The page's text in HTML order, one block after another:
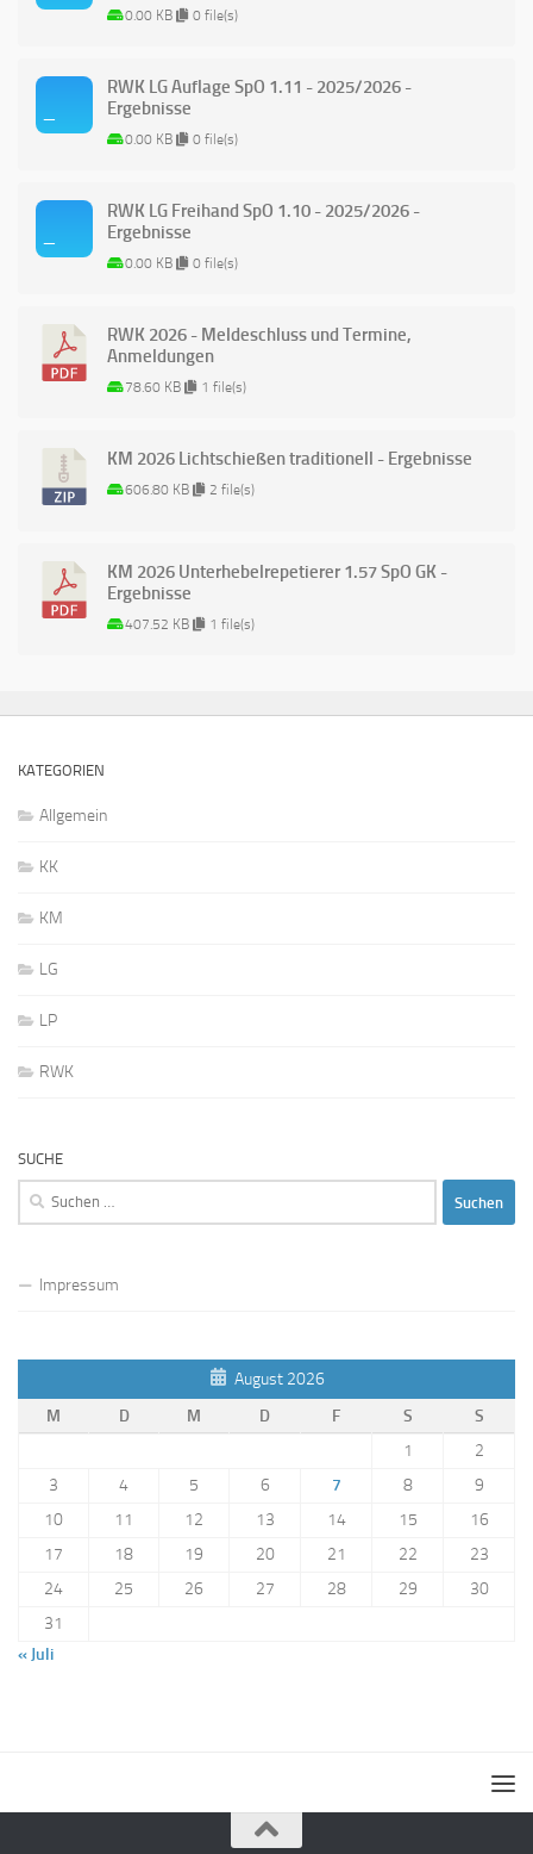
0.00 KB 0 file(s)
RWK LG Auflage SpO 1.11 - 2025/2026 -
Ergebnisse
0.00 KB 0 file(s)
RWK LG Freihand SpO 1.10 - 2025/2026 -
Ergebnisse
0.00 KB 0 file(s)
RWK 2026 - Meldeschluss und Termine,
Anmeldungen
78.60 KB 1 file(s)
KM 2026 Lichtschießen traditionell - Ergebnisse
606.80 KB 2 file(s)
KM 2026 Unterhebelrepetierer 1.57 SpO GK -
Ergebnisse
407.52 KB 1 file(s)
KATEGORIEN
Allgemein
KK
KM
LG
LP
RWK
SUCHE
Suchen
Impressum
August 2026
M
D M D F S
S
1
2
3
4 5 6 7 8
9
10
11 12 13 14 15
16
17
18 19 20 21 22
23
24
25 26 27 28 29
30
31
« Juli